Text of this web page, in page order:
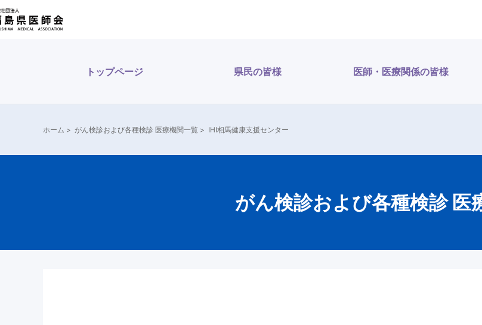
内
容
トップページ 県民の皆様 医師・医療関係の皆様
ホーム > がん検診および各種検診 医療機関一覧 > IHI相馬健康支援センター
がん検診および各種検診 医